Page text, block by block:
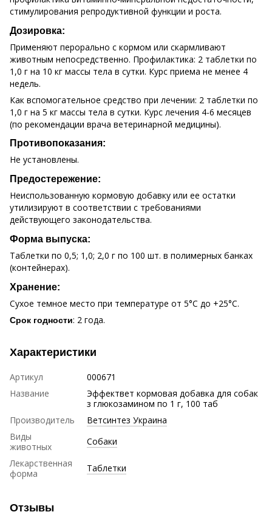
стимулирования репродуктивной функции и роста.
Дозировка:
Применяют перорально с кормом или скармливают
животным непосредственно. Профилактика: 2 таблетки по
1,0 г на 10 кг массы тела в сутки. Курс приема не менее 4
недель.
Как вспомогательное средство при лечении: 2 таблетки по
1,0 г на 5 кг массы тела в сутки. Курс лечения 4-6 месяцев
(по рекомендации врача ветеринарной медицины).
Противопоказания:
Не установлены.
Предостережение:
Неиспользованную кормовую добавку или ее остатки
утилизируют в соответствии с требованиями
действующего законодательства.
Форма выпуска:
Таблетки по 0,5; 1,0; 2,0 г по 100 шт. в полимерных банках
(контейнерах).
Хранение:
Сухое темное место при температуре от 5°С до +25°С.
Срок годности: 2 года.
Характеристики
Артикул
000671
Название
Эффектвет кормовая добавка для собак
з глюкозамином по 1 г, 100 таб
Производитель
Ветсинтез Украина
Виды
животных
Собаки
Лекарственная
форма
Таблетки
Отзывы